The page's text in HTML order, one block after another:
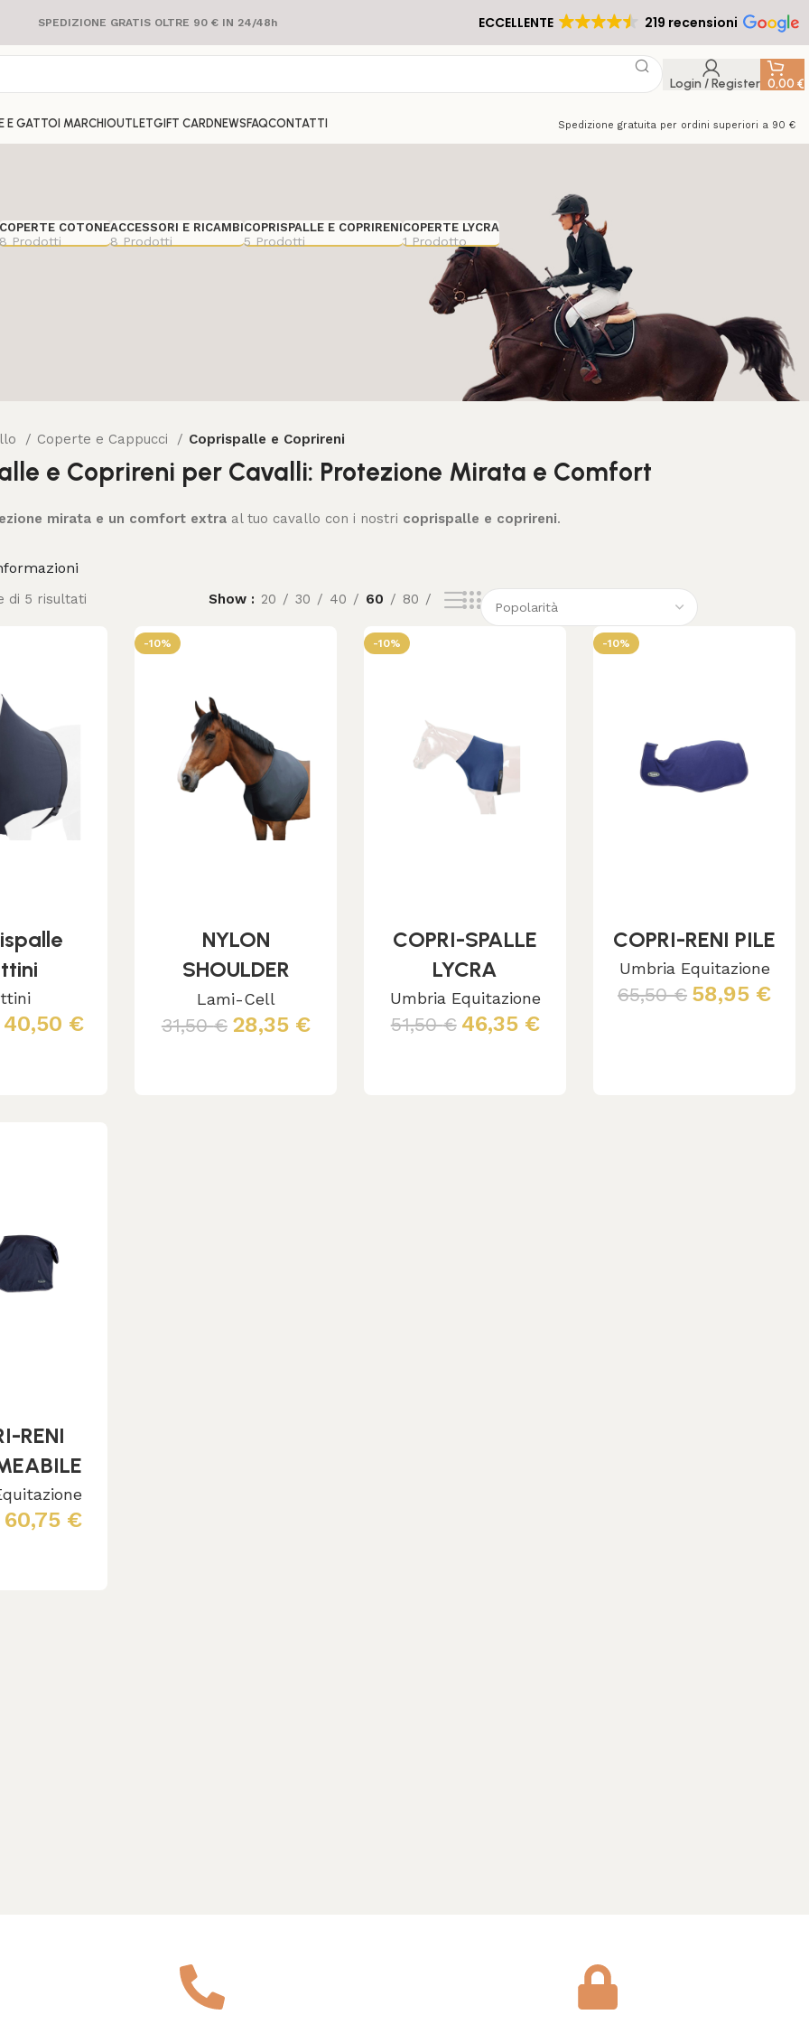
SPEDIZIONE GRATIS OLTRE 90 € IN 24/48h ECCELLENTE 219 recensioni
Login / Register 0,00 €
E GATTO I MARCHI OUTLETGIFT CARD NEWS FAQCONTATTI Spedizione gratuita per ordini superiori a 90 €
COPERTE COTONE
8 Prodotti
ACCESSORI E RICAMBI
8 Prodotti
COPRISPALLE E COPRIRENI
5 Prodotti
COPERTE LYCRA
1 Prodotto
Coperte e Cappucci Coprispalle e Coprireni
e Coprireni per Cavalli: Protezione Mirata e Comfort
mirata e un comfort extraal tuo cavallo con i nostri coprispalle e coprireni.
di 5 risultati Show 20 30 40 60 80
40,50 €
-10%
NYLON
SHOULDER
PROTECTOR
PULL-ON TYPE
Lami-Cell
31,50€ 28,35 €
-10%
COPRI-SPALLE
LYCRA
Umbria Equitazione
51,50€ 46,35 €
-10%
COPRI-RENI PILE
Umbria Equitazione
65,50€ 58,95 €
RENI
60,75 €